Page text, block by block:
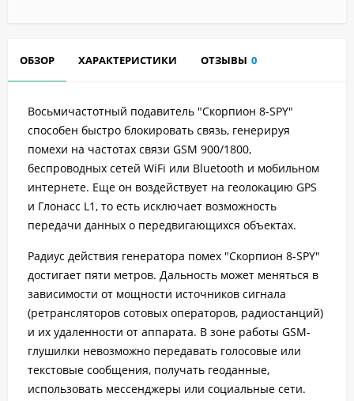
ОБЗОР ХАРАКТЕРИСТИКИ ОТЗЫВЫ 0
Восьмичастотный подавитель "Скорпион 8-SPY"
способен быстро блокировать связь, генерируя
помехи на частотах связи GSM 900/1800,
беспроводных сетей WiFi или Bluetooth и мобильном
интернете. Еще он воздействует на геолокацию GPS
и Глонасс L1, то есть исключает возможность
передачи данных о передвигающихся объектах.
Радиус действия генератора помех "Скорпион 8-SPY"
достигает пяти метров. Дальность может меняться в
зависимости от мощности источников сигнала
(ретрансляторов сотовых операторов, радиостанций)
и их удаленности от аппарата. В зоне работы GSM-
глушилки невозможно передавать голосовые или
текстовые сообщения, получать геоданные,
использовать мессенджеры или социальные сети.